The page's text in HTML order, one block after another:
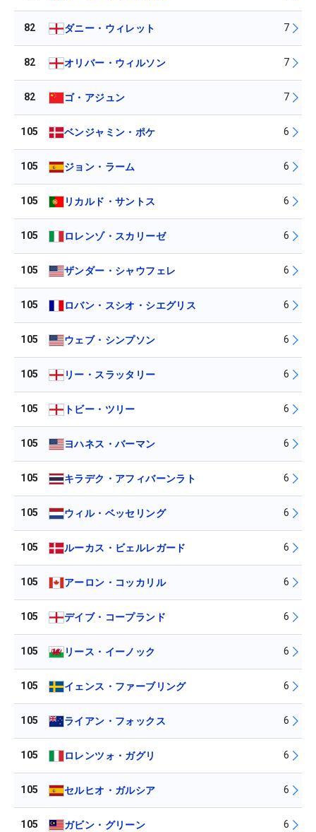
82 ダニー・ウィレット 7
82 オリバー・ウィルソン 7
82 ゴ・アジュン 7
105 ベンジャミン・ポケ 6
105 ジョン・ラーム 6
105 リカルド・サントス 6
105 ロレンゾ・スカリーゼ 6
105 ザンダー・シャウフェレ 6
105 ロバン・スシオ・シエグリス 6
105 ウェブ・シンプソン 6
105 リー・スラッタリー 6
105 トビー・ツリー 6
105 ヨハネス・バーマン 6
105 キラデク・アフィバーンラト 6
105 ウィル・ベッセリング 6
105 ルーカス・ビェルレガード 6
105 アーロン・コッカリル 6
105 デイブ・コープランド 6
105 リース・イーノック 6
105 イェンス・ファーブリング 6
105 ライアン・フォックス 6
105 ロレンツォ・ガグリ 6
105 セルヒオ・ガルシア 6
105 ガビン・グリーン 6